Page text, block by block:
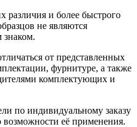
различия и более быстрого
не являются
знаком.
от представленных
фурнитуре, а также
комплектующих и
по индивидуальному заказу
возможности её применения.